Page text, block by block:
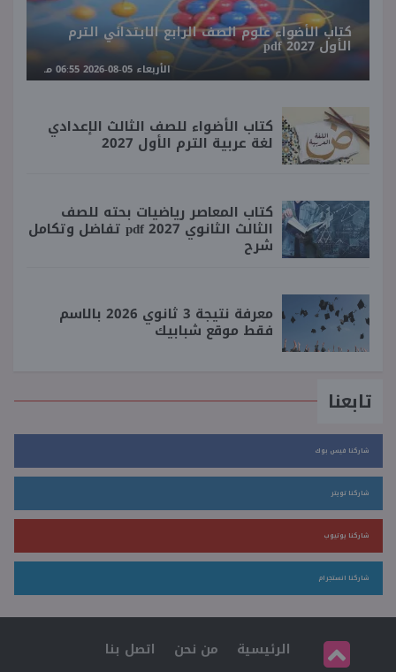
كتاب الأضواء علوم الصف الرابع الابتدائي الترم
الأول 2027 pdf
الأربعاء 05-08-2026 06:55 مـ
كتاب الأضواء للصف الثالث الإعدادي
لغة عربية الترم الأول 2027
كتاب المعاصر رياضيات بحته للصف
الثالث الثانوي 2027 pdf تفاضل وتكامل
شرح
معرفة نتيجة 3 ثانوي 2026 بالاسم
فقط موقع شبابيك
تابعنا
شاركنا فيس بوك
شاركنا تويتر
شاركنا يوتيوب
شاركنا انستجرام
الرئيسية من نحن
اتصل بنا